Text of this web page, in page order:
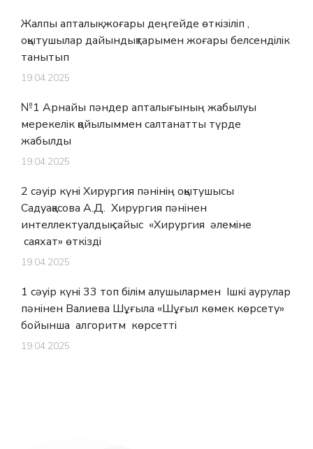
Жалпы апталық жоғары деңгейде өткізіліп ,
оқытушылар дайындықтарымен жоғары белсенділік
танытып
19.04.2025
№1 Арнайы пәндер апталығының жабылуы
мерекелік қойылыммен салтанатты түрде
жабылды
19.04.2025
2 сәуір күні Хирургия пәнінің оқытушысы
Садуақасова А.Д. Хирургия пәнінен
интеллектуалдық сайыс «Хирургия әлеміне
саяхат» өткізді
19.04.2025
1 сәуір күні 33 топ білім алушылармен Ішкі аурулар
пәнінен Валиева Шұғыла «Шұғыл көмек көрсету»
бойынша алгоритм көрсетті
19.04.2025